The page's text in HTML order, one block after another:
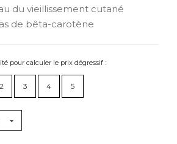
du vieillissement cutané
de bêta-carotène
pour calculer le prix dégressif :
2 3 4 5